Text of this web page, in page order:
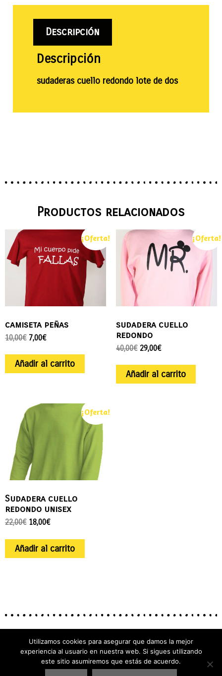
Descripción
Descripción
sudaderas cuello redondo lote de dos
Productos relacionados
¡Oferta!
camiseta peñas
10,00€ 7,00€
Añadir al carrito
¡Oferta!
sudadera cuello
redondo
40,00€ 29,00€
Añadir al carrito
¡Oferta!
Sudadera cuello
redondo unisex
22,00€ 18,00€
Añadir al carrito
Utilizamos cookies para asegurar que damos la mejor
experiencia al usuario en nuestra web. Si sigues utilizando
este sitio asumiremos que estás de acuerdo.